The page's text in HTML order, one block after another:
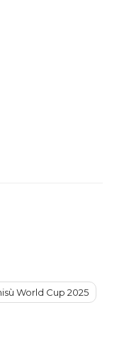
World Cup 2025